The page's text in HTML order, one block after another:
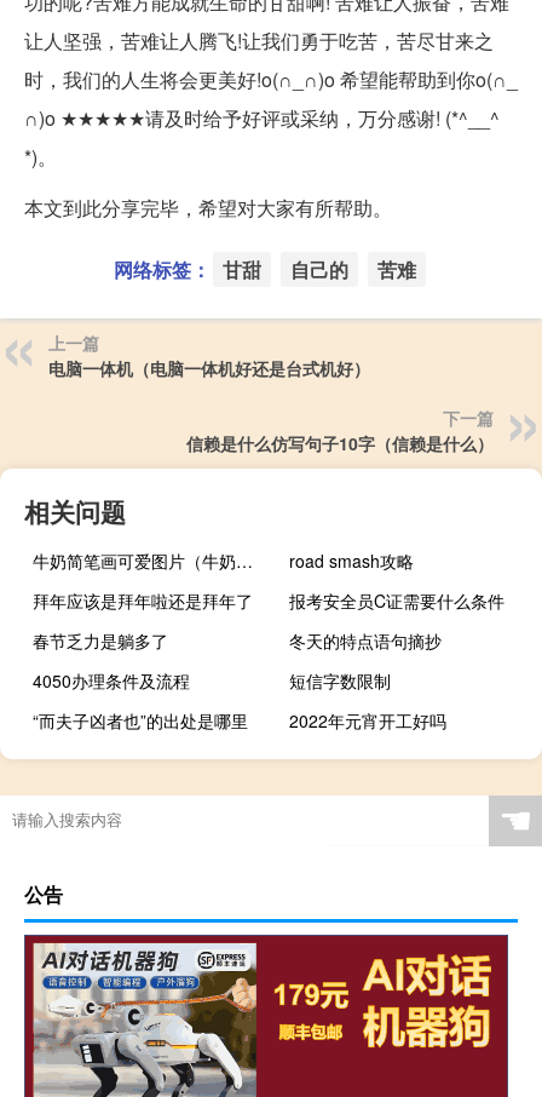
让人坚强，苦难让人腾飞!让我们勇于吃苦，苦尽甘来之
时，我们的人生将会更美好!o(∩_∩)o 希望能帮助到你o(∩_
∩)o ★★★★★请及时给予好评或采纳，万分感谢! (*^__^
*)。
本文到此分享完毕，希望对大家有所帮助。
网络标签： 甘甜 自己的 苦难
上一篇
电脑一体机（电脑一体机好还是台式机好）
下一篇
信赖是什么仿写句子10字（信赖是什么）
相关问题
牛奶简笔画可爱图片（牛奶简笔画）
road smash攻略
拜年应该是拜年啦还是拜年了
报考安全员C证需要什么条件
春节乏力是躺多了
冬天的特点语句摘抄
4050办理条件及流程
短信字数限制
“而夫子凶者也”的出处是哪里
2022年元宵开工好吗
☚
公告